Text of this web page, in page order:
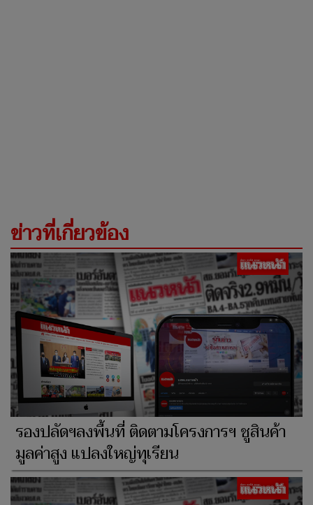
ข่าวที่เกี่ยวข้อง
รองปลัดฯลงพื้นที่ ติดตามโครงการฯ ชูสินค้า
มูลค่าสูง แปลงใหญ่ทุเรียน